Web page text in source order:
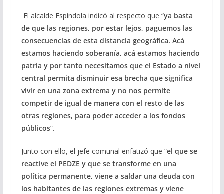
El alcalde Espíndola indicó al respecto que “ya basta
de que las regiones, por estar lejos, paguemos las
consecuencias de esta distancia geográfica. Acá
estamos haciendo soberanía, acá estamos haciendo
patria y por tanto necesitamos que el Estado a nivel
central permita disminuir esa brecha que significa
vivir en una zona extrema y no nos permite
competir de igual de manera con el resto de las
otras regiones, para poder acceder a los fondos
públicos”.
Junto con ello, el jefe comunal enfatizó que “el que se
reactive el PEDZE y que se transforme en una
política permanente, viene a saldar una deuda con
los habitantes de las regiones extremas y viene